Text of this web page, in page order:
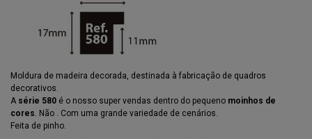
(1 reseñas)
Moldura de madeira decorada, destinada à fabricação de quadros
decorativos.
A série 580 é o nosso super vendas dentro do pequeno moinhos de
cores. Não . Com uma grande variedade de cenários.
Feita de pinho.